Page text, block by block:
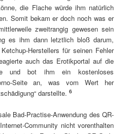
die Flache würde ihm natürlich
Somit bekam er doch noch was er
zweitrangig gewesen sein
es ihm dann letztlich bloß darum,
Herstellers für seinen Fehler
auch das Erotikportal auf die
und bot ihm ein kostenloses
Seite an, was vom Wert her
darstellte.6
Bad-Practise-Anwendung des QR-
Community nicht vorenthalten